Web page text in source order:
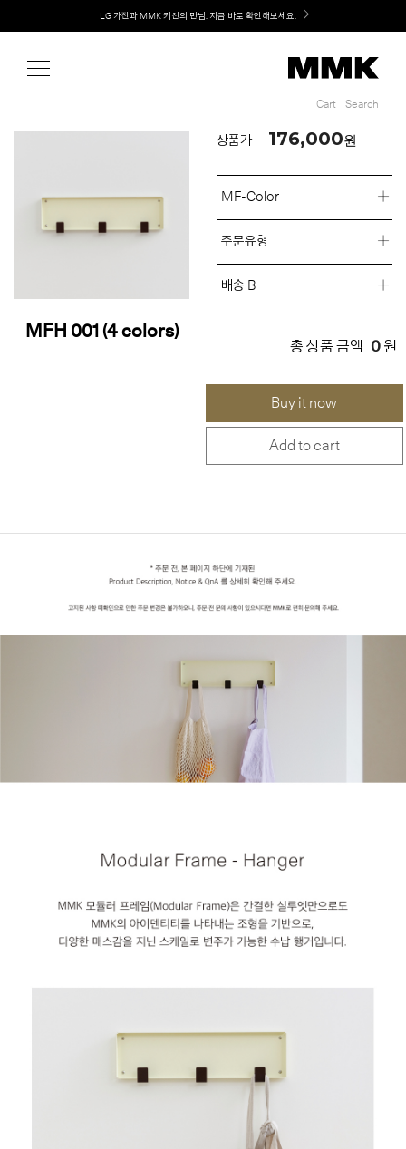
Welcome! 신규 회원가입 시 MMK Shop Coupon (총 60만원) 지급
Cart Search
MFH 001 (4 colors)
상품가 176,000원
MF-Color
주문유형
배송 B
총 상품 금액 0 원
Buy it now
Add to cart